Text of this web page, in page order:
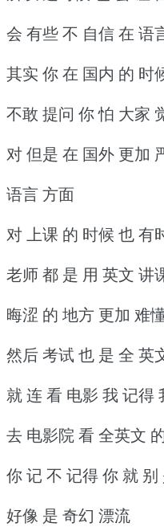
会 有些 不 自信 在 语
其实 你 在 国内 的 时
不敢 提问 你 怕 大家
对 但是 在 国外 更加
语言 方面
对 上课 的 时候 也 有
老师 都 是 用 英文 讲
晦涩 的 地方 更加 难
然后 考试 也 是 全 英
就 连 看 电影 我 记得
去 电影院 看 全英文
你 记 不 记得 你 就 别
好像 是 奇幻 漂流